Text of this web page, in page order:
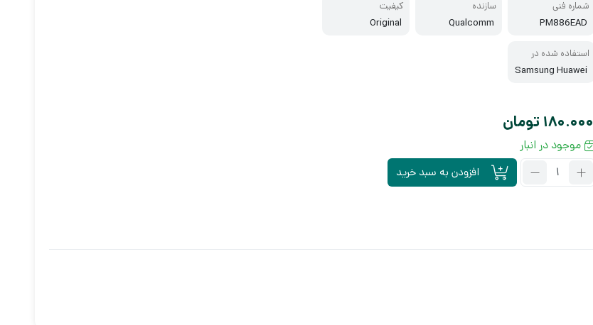
شماره فنی
PM886EAD
سازنده
Qualcomm
کیفیت
Original
استفاده شده در
Samsung Huawei
180.000 تومان
موجود در انبار
تعداد:
افزودن به سبد خرید